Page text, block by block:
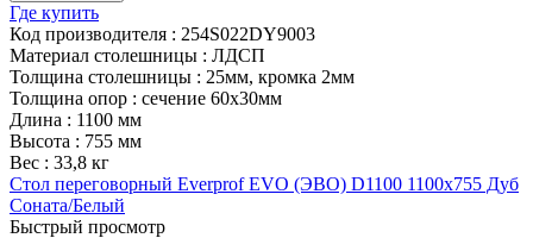
Где купить
Код производителя : 254S022DY9003
Материал столешницы : ЛДСП
Толщина столешницы : 25мм, кромка 2мм
Толщина опор : сечение 60х30мм
Длина : 1100 мм
Высота : 755 мм
Вес : 33,8 кг
Стол переговорный Everprof EVO (ЭВО) D1100 1100x755 Дуб
Соната/Белый
Быстрый просмотр